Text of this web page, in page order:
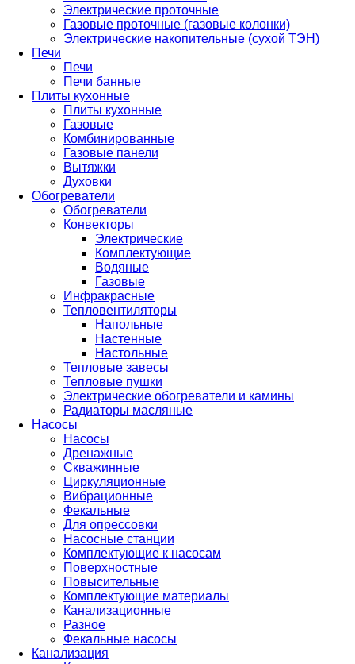
Электрические проточные
Газовые проточные (газовые колонки)
Электрические накопительные (сухой ТЭН)
Печи
Печи
Печи банные
Плиты кухонные
Плиты кухонные
Газовые
Комбинированные
Газовые панели
Вытяжки
Духовки
Обогреватели
Обогреватели
Конвекторы
Электрические
Комплектующие
Водяные
Газовые
Инфракрасные
Тепловентиляторы
Напольные
Настенные
Настольные
Тепловые завесы
Тепловые пушки
Электрические обогреватели и камины
Радиаторы масляные
Насосы
Насосы
Дренажные
Скважинные
Циркуляционные
Вибрационные
Фекальные
Для опрессовки
Насосные станции
Комплектующие к насосам
Поверхностные
Повысительные
Комплектующие материалы
Канализационные
Разное
Фекальные насосы
Канализация